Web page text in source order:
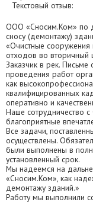
Текстовый отзыв:
ООО «Сносим.Ком» по
сносу (демонтажу)
«Очистные сооружения
отходов во вторичный
Заказчик в рек.
проведения работ
как
квалифицированных
оперативно и
Наше сотрудничество
благоприятные
Все задачи,
осуществлены.
были выполнены в
установленный срок.
Мы надеемся на
«Сносим.Ком», как
демонтажу зданий.»
Работу мы выполнили